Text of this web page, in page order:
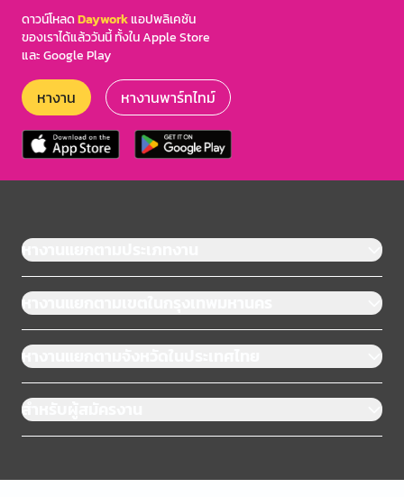
ดาวน์โหลดDayworkแอปพลิเคชัน
ของเราได้แล้ววันนี้ ทั้งใน Apple Store
และ Google Play
หางาน หางานพาร์ทไทม์
หางานแยกตามประเภทงาน
หางานแยกตามเขตในกรุงเทพมหานคร
หางานแยกตามจังหวัดในประเทศไทย
สำหรับผู้สมัครงาน